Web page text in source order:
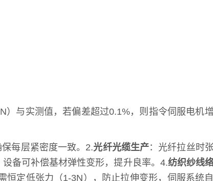
与实测值，若偏差超过0.1%，则指令伺服电机
每层紧密度一致。2.光纤光缆生产：光纤拉丝时
备可补偿基材弹性变形，提升良率。4.纺织纱线
恒定低张力（1-3N），防止拉伸变形，伺服系统